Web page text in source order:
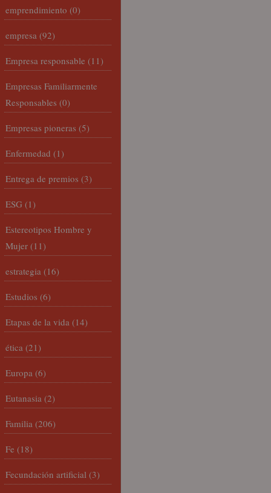
emprendimiento (0)
empresa (92)
Empresa responsable (11)
Empresas Familiarmente
Responsables (0)
Empresas pioneras (5)
Enfermedad (1)
Entrega de premios (3)
ESG (1)
Estereotipos Hombre y
Mujer (11)
estrategia (16)
Estudios (6)
Etapas de la vida (14)
ética (21)
Europa (6)
Eutanasia (2)
Familia (206)
Fe (18)
Fecundación artificial (3)